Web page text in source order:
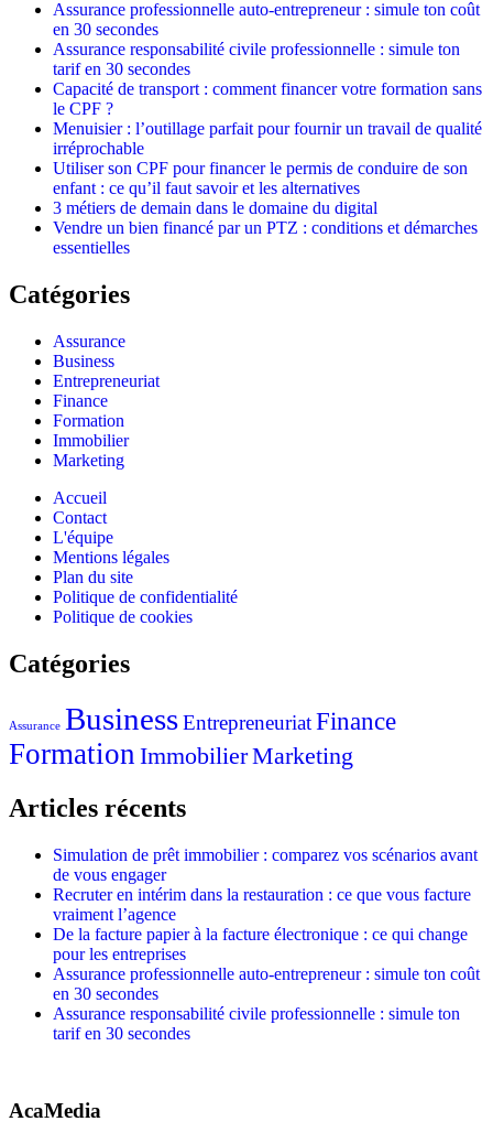
Assurance professionnelle auto-entrepreneur : simule ton coût
en 30 secondes
Assurance responsabilité civile professionnelle : simule ton
tarif en 30 secondes
Capacité de transport : comment financer votre formation sans
le CPF ?
Menuisier : l’outillage parfait pour fournir un travail de qualité
irréprochable
Utiliser son CPF pour financer le permis de conduire de son
enfant : ce qu’il faut savoir et les alternatives
3 métiers de demain dans le domaine du digital
Vendre un bien financé par un PTZ : conditions et démarches
essentielles
Catégories
Assurance
Business
Entrepreneuriat
Finance
Formation
Immobilier
Marketing
Accueil
Contact
L'équipe
Mentions légales
Plan du site
Politique de confidentialité
Politique de cookies
Catégories
Assurance BusinessEntrepreneuriatFinance
Formation ImmobilierMarketing
Articles récents
Simulation de prêt immobilier : comparez vos scénarios avant
de vous engager
Recruter en intérim dans la restauration : ce que vous facture
vraiment l’agence
De la facture papier à la facture électronique : ce qui change
pour les entreprises
Assurance professionnelle auto-entrepreneur : simule ton coût
en 30 secondes
Assurance responsabilité civile professionnelle : simule ton
tarif en 30 secondes
AcaMedia